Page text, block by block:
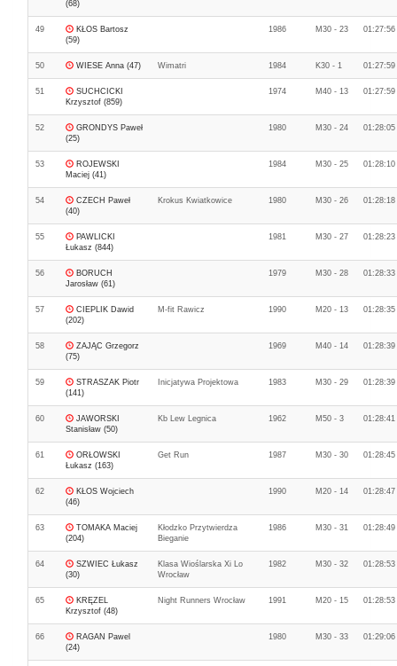
(68)
49
KŁOS Bartosz
(59)
1986 M30 - 23 01:27:56
50 WIESE Anna (47) Wimatri 1984 K30 - 1 01:27:59
51
SUCHCICKI
Krzysztof (859)
1974 M40 - 13 01:27:59
52
GRONDYS Paweł
(25)
1980 M30 - 24 01:28:05
53
ROJEWSKI
Maciej (41)
1984 M30 - 25 01:28:10
54
CZECH Paweł
(40)
Krokus Kwiatkowice 1980 M30 - 26 01:28:18
55
PAWLICKI
Łukasz (844)
1981 M30 - 27 01:28:23
56
BORUCH
Jarosław (61)
1979 M30 - 28 01:28:33
57
CIEPLIK Dawid
(202)
M-fit Rawicz 1990 M20 - 13 01:28:35
58
ZAJĄC Grzegorz
(75)
1969 M40 - 14 01:28:39
59
STRASZAK Piotr
(141)
Inicjatywa Projektowa 1983 M30 - 29 01:28:39
60
JAWORSKI
Stanisław (50)
Kb Lew Legnica 1962 M50 - 3 01:28:41
61
ORŁOWSKI
Łukasz (163)
Get Run 1987 M30 - 30 01:28:45
62
KŁOS Wojciech
(46)
1990 M20 - 14 01:28:47
63
TOMAKA Maciej
(204)
Kłodzko Przytwierdza
Bieganie
1986 M30 - 31 01:28:49
64
SZWIEC Łukasz
(30)
Klasa Wioślarska Xi Lo
Wrocław
1982 M30 - 32 01:28:53
65
KRĘZEL
Krzysztof (48)
Night Runners Wrocław 1991 M20 - 15 01:28:53
66
RAGAN Pawel
(24)
1980 M30 - 33 01:29:06